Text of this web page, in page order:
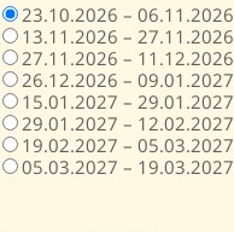
23.10.2026 – 06.11.2026
13.11.2026 – 27.11.2026
27.11.2026 – 11.12.2026
26.12.2026 – 09.01.2027
15.01.2027 – 29.01.2027
29.01.2027 – 12.02.2027
19.02.2027 – 05.03.2027
05.03.2027 – 19.03.2027